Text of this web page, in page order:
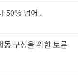
50% 넘어..
동 구성을 위한 토론